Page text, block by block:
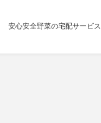
安心安全野菜の宅配サービス